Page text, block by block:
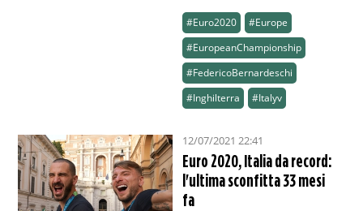
#Euro2020
#Europe
#EuropeanChampionship
#FedericoBernardeschi
#Inghilterra
#Italyv
12/07/2021 22:41
Euro 2020, Italia da record:
l'ultima sconfitta 33 mesi
fa